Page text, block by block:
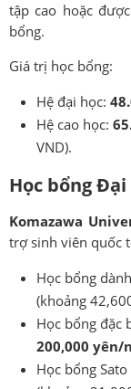
tập cao hoặc
bổng.
Giá trị học bổng:
Hệ đại học:
Hệ cao học:
VND).
Học bổng
Komazawa
trợ sinh viên quốc
Học bổng
(khoảng
Học bổng đặc
200,000 yên/
Học bổng Sato